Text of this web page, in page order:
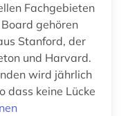
Fachgebieten
gehören
Stanford, der
und Harvard.
wird jährlich
dass keine Lücke